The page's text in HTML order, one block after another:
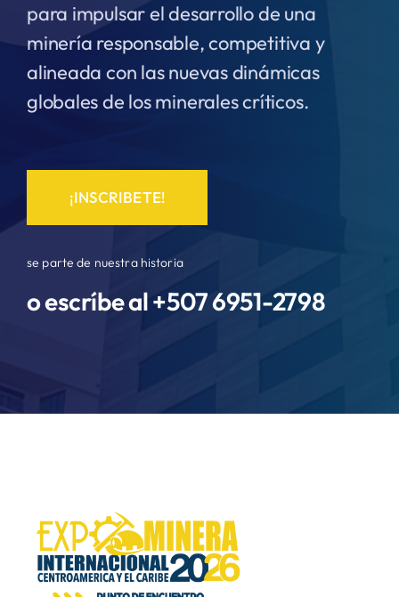
para impulsar el desarrollo de una
minería responsable, competitiva y
alineada con las nuevas dinámicas
globales de los minerales críticos.
¡INSCRIBETE!
se parte de nuestra historia
o escríbe al +5076951-2798